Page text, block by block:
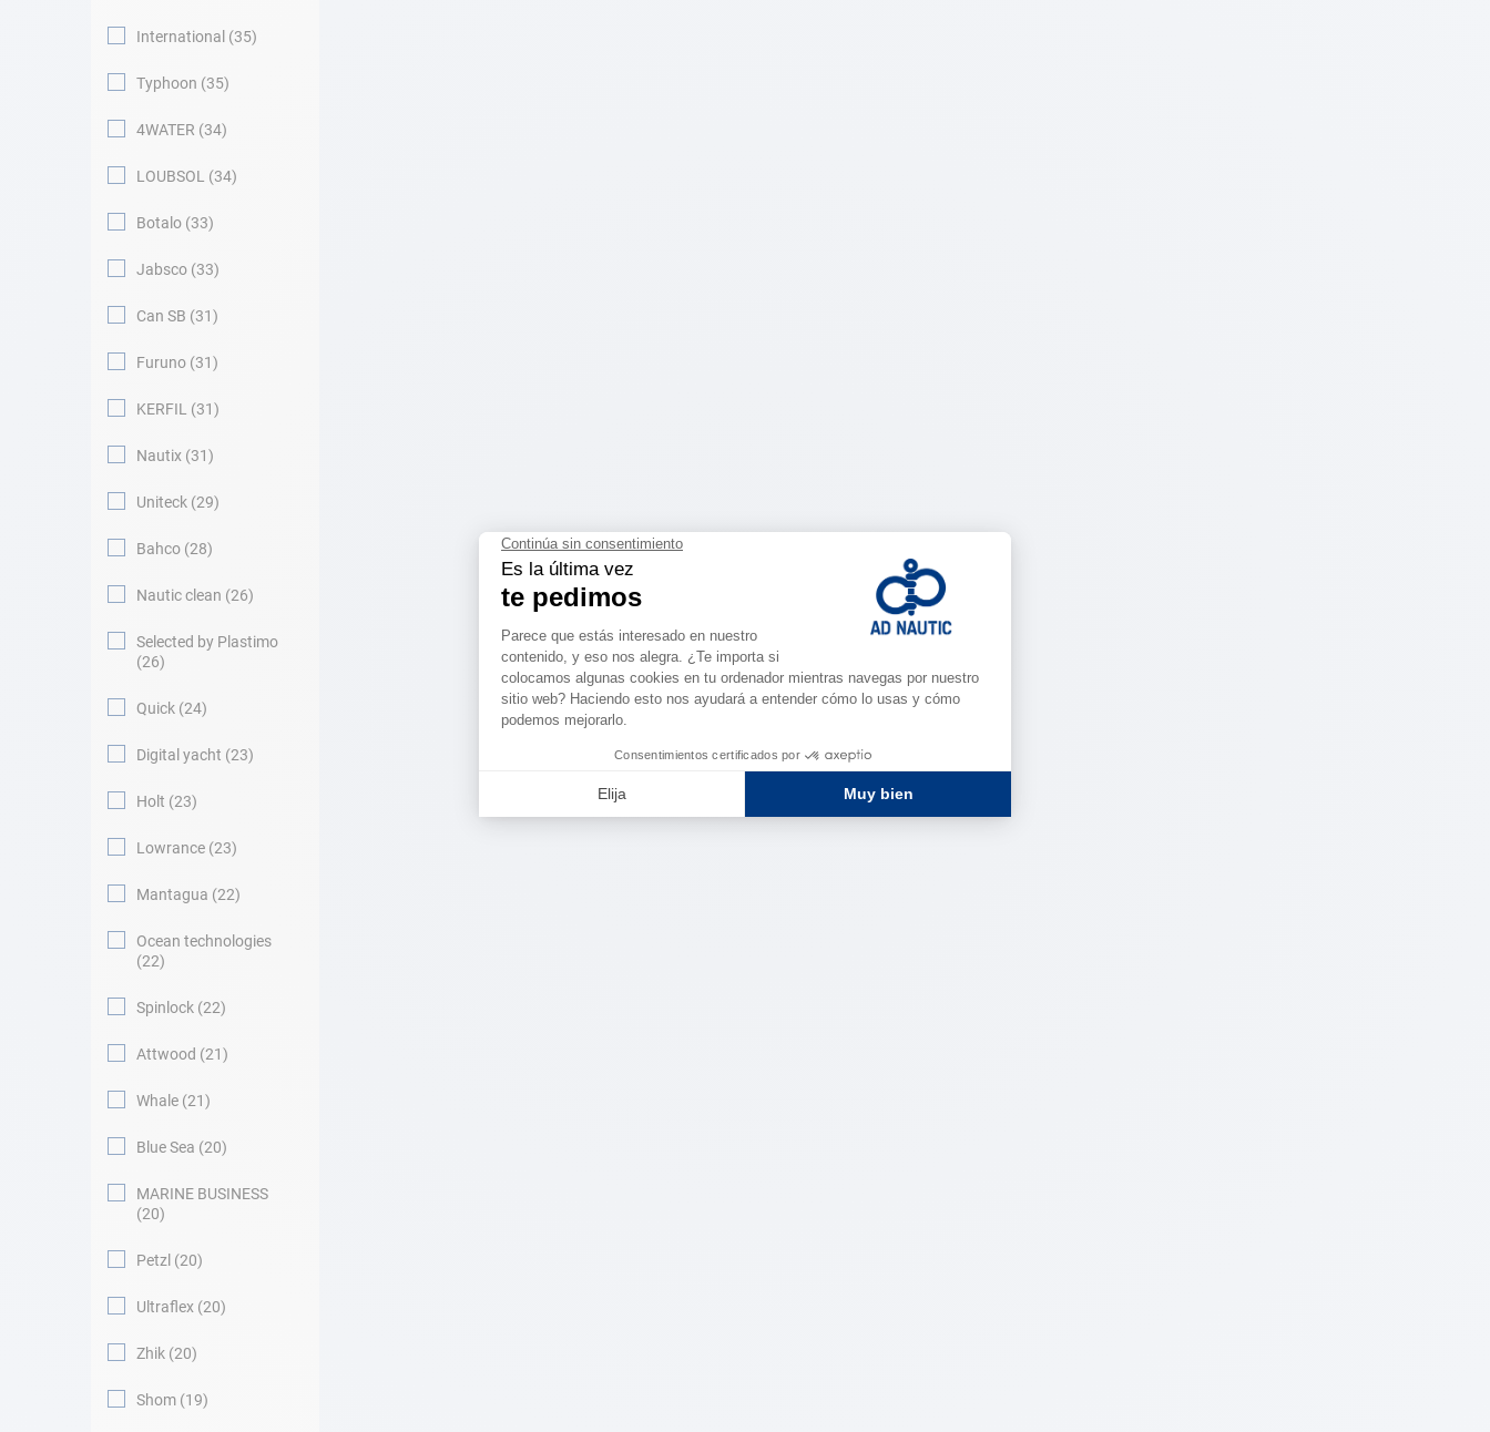
International 35
Typhoon 35
4WATER 34
LOUBSOL 34
Botalo 33
Jabsco 33
Can SB 31
Furuno 31
KERFIL 31
Nautix 31
Uniteck 29
Bahco 28
Nautic clean 26
Selected by Plastimo
26
Quick 24
Digital yacht 23
Holt 23
Lowrance 23
Mantagua 22
Ocean technologies
22
Spinlock 22
Attwood 21
Whale 21
Blue Sea 20
MARINE BUSINESS
20
Petzl 20
Ultraflex 20
Zhik 20
Shom 19